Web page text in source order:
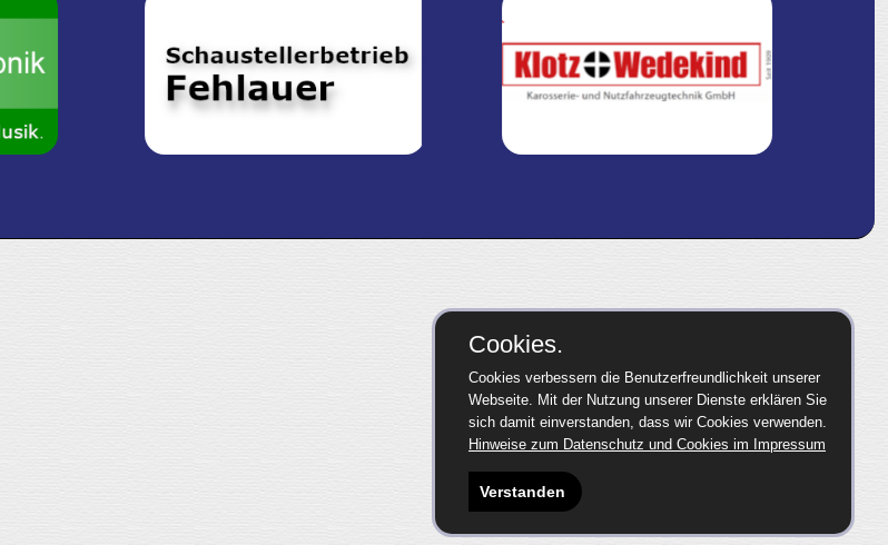
Cookies.
Cookies verbessern die Benutzerfreundlichkeit unserer
Webseite. Mit der Nutzung unserer Dienste erklären Sie
sich damit einverstanden, dass wir Cookies verwenden.
Hinweise zum Datenschutz und Cookies im Impressum
Verstanden